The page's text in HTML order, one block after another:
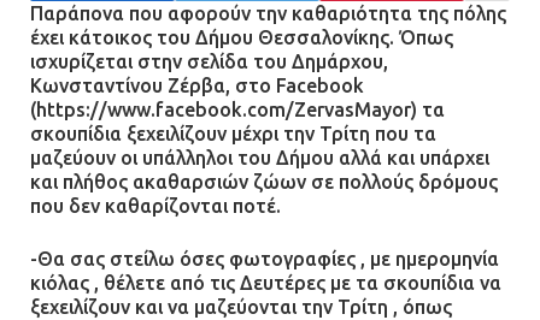
Παράπονα που αφορούν την καθαριότητα της πόλης
έχει κάτοικος του Δήμου Θεσσαλονίκης. Όπως
ισχυρίζεται στην σελίδα του Δημάρχου,
Κωνσταντίνου Ζέρβα, στο Facebook
(https://www.facebook.com/ZervasMayor) τα
σκουπίδια ξεχειλίζουν μέχρι την Τρίτη που τα
μαζεύουν οι υπάλληλοι του Δήμου αλλά και υπάρχει
και πλήθος ακαθαρσιών ζώων σε πολλούς δρόμους
που δεν καθαρίζονται ποτέ.
-Θα σας στείλω όσες φωτογραφίες , με ημερομηνία
κιόλας , θέλετε από τις Δευτέρες με τα σκουπίδια να
ξεχειλίζουν και να μαζεύονται την Τρίτη , όπως